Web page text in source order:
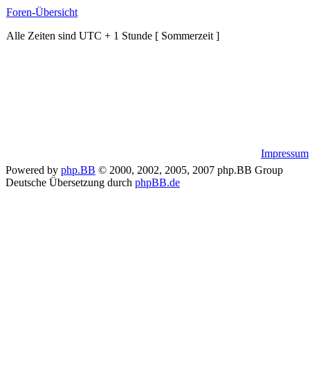
Foren-Übersicht
Alle Zeiten sind UTC + 1 Stunde [ Sommerzeit ]
Impressum
Powered by php.BB © 2000, 2002, 2005, 2007 php.BB Group
Deutsche Übersetzung durch phpBB.de